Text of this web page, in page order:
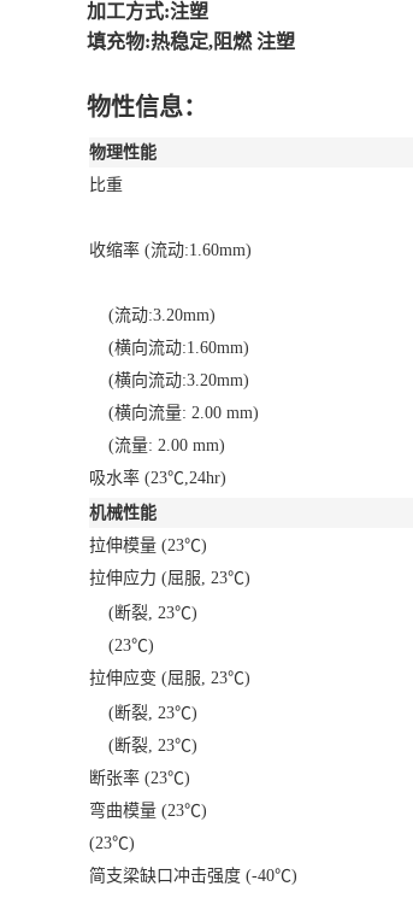
加工方式:注塑
填充物:热稳定,阻燃 注塑
物性信息：
物理性能
比重
收缩率 (流动:1.60mm)
(流动:3.20mm)
(横向流动:1.60mm)
(横向流动:3.20mm)
(横向流量: 2.00 mm)
(流量: 2.00 mm)
吸水率 (23℃,24hr)
机械性能
拉伸模量 (23℃)
拉伸应力 (屈服, 23℃)
(断裂, 23℃)
(23℃)
拉伸应变 (屈服, 23℃)
(断裂, 23℃)
(断裂, 23℃)
断张率 (23℃)
弯曲模量 (23℃)
(23℃)
简支梁缺口冲击强度 (-40℃)